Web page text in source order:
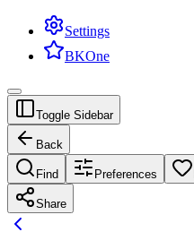
Settings
BKOne
Toggle Sidebar
Back
Find Preferences
Share